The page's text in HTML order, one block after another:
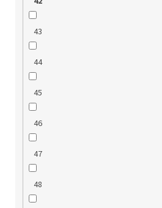
43
44
45
46
47
48